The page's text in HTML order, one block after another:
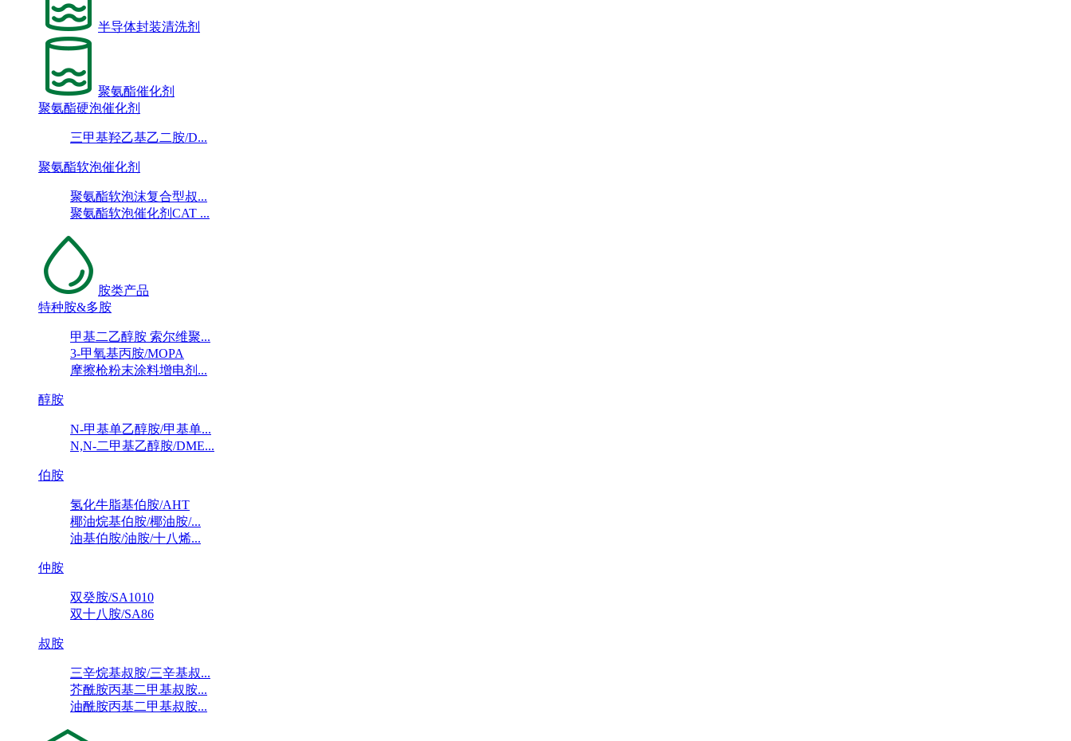
半导体封装清洗剂
聚氨酯催化剂
聚氨酯硬泡催化剂
三甲基羟乙基乙二胺/D...
聚氨酯软泡催化剂
聚氨酯软泡沫复合型叔...
聚氨酯软泡催化剂CAT ...
胺类产品
特种胺&多胺
甲基二乙醇胺 索尔维聚...
3-甲氧基丙胺/MOPA
摩擦枪粉末涂料增电剂...
醇胺
N-甲基单乙醇胺/甲基单...
N,N-二甲基乙醇胺/DME...
伯胺
氢化牛脂基伯胺/AHT
椰油烷基伯胺/椰油胺/...
油基伯胺/油胺/十八烯...
仲胺
双癸胺/SA1010
双十八胺/SA86
叔胺
三辛烷基叔胺/三辛基叔...
芥酰胺丙基二甲基叔胺...
油酰胺丙基二甲基叔胺...